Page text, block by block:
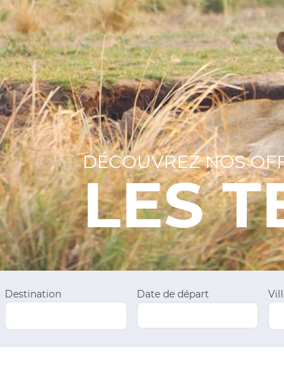
DÉCOUVREZ NOS
LES
Destination Date de départ